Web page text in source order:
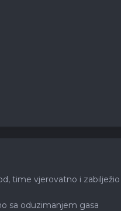
time vjerovatno i
sa oduzimanjem gasa